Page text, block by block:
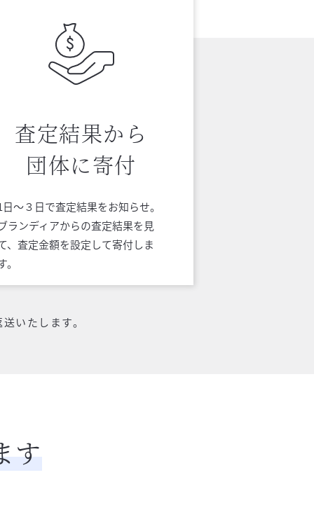
査定結果から
団体に寄付
日〜３日で査定結果をお知らせ。
ランディアからの査定結果を見
、査定金額を設定して寄付しま
。
いたします。
す